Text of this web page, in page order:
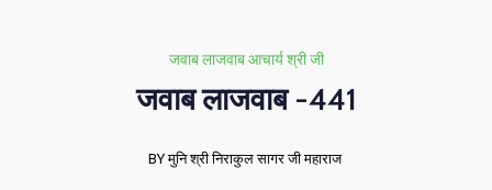
जवाब लाजवाब आचार्य श्री जी
जवाब लाजवाब -441
BY मुनि श्री निराकुल सागर जी महाराज